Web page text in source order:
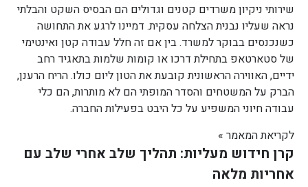
שירותי ניקיון משרדים קטנים וגדולים הם הבסיס השקט והבלתי
נראה שעליו נבנית הצלחה עסקית. דמיינו לרגע את התחושה
כשנכנסים בבוקר למשרד. בין אם זה חלל עבודה קטן ואינטימי
של סטארטאפ בתחילת דרכו או קומות שלמות בתאגיד רחב
ידיים, האווירה הראשונית קובעת את הטון ליום כולו. הריח הרענן,
הברק על המשטחים והסדר המופתי הם לא מותרות, הם כלי
עבודה חיוני המשפיע על כל היבט בפעילות החברה.
לקריאת המאמר »
קרן חידוש מעליות: תהליך שלב אחרי שלב עם
אחריות מלאה